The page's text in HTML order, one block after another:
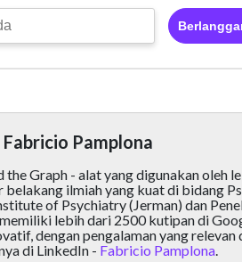
Pamplona
Graph - alat yang digunakan oleh
belakang ilmiah yang kuat di bidang
of Psychiatry (Jerman) dan
lebih dari 2500 kutipan di
dengan pengalaman yang relevan
di LinkedIn - Fabricio Pamplona.